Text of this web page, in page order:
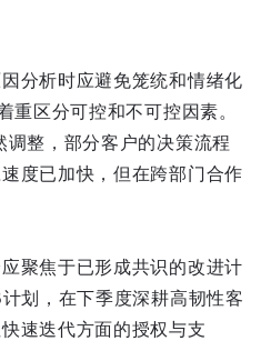
分析时应避免笼统和情绪化
区分可控和不可控因素。
整，部分客户的决策流程
度已加快，但在跨部门合作
聚焦于已形成共识的改进计
划，在下季度深耕高韧性客
速迭代方面的授权与支